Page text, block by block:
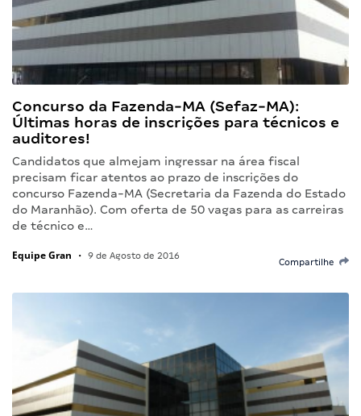
Concurso da Fazenda-MA (Sefaz-MA):
Últimas horas de inscrições para técnicos e
auditores!
Candidatos que almejam ingressar na área fiscal
precisam ficar atentos ao prazo de inscrições do
concurso Fazenda-MA (Secretaria da Fazenda do Estado
do Maranhão). Com oferta de 50 vagas para as carreiras
de técnico e…
Equipe Gran • 9 de Agosto de 2016
Compartilhe